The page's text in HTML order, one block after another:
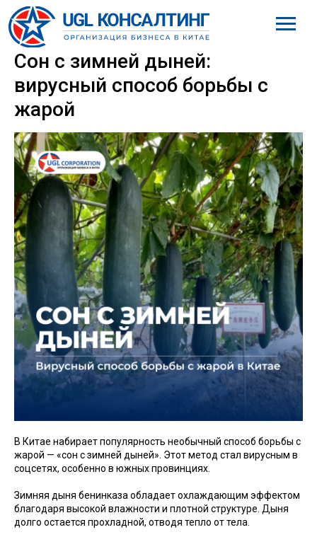
8 (800) 777-61-98
Сон с зимней дыней:
вирусный способ борьбы с
жарой
В Китае набирает популярность необычный способ борьбы с
жарой — «сон с зимней дыней». Этот метод стал вирусным в
соцсетях, особенно в южных провинциях.
Зимняя дыня бенинказа обладает охлаждающим эффектом
благодаря высокой влажности и плотной структуре. Дыня
долго остается прохладной, отводя тепло от тела.